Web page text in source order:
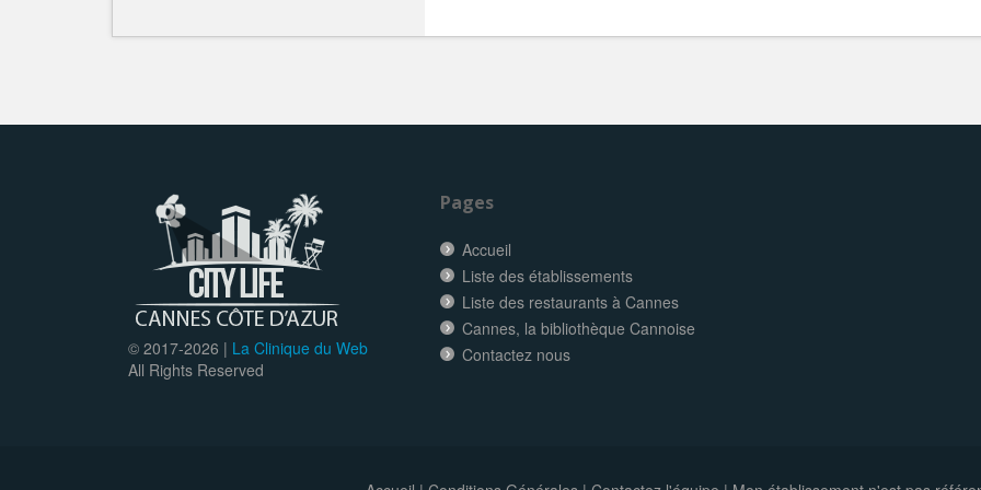
© 2017-2026 | La Clinique du Web
All Rights Reserved
Pages
Accueil
Liste des établissements
Liste des restaurants à Cannes
Cannes, la bibliothèque Cannoise
Contactez nous